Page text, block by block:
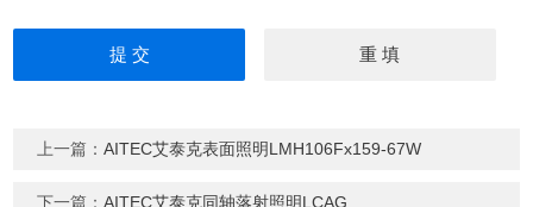
上一篇：AITEC艾泰克表面照明LMH106Fx159-67W
下一篇：AITEC艾泰克同轴落射照明LCAG